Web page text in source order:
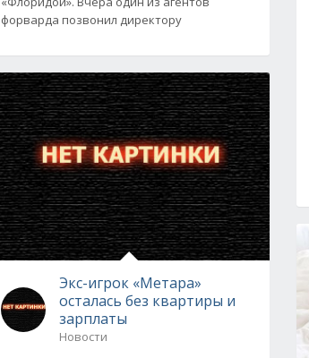
форварда позвонил директору
Экс-игрок «Метара»
осталась без квартиры и
зарплаты
Новости